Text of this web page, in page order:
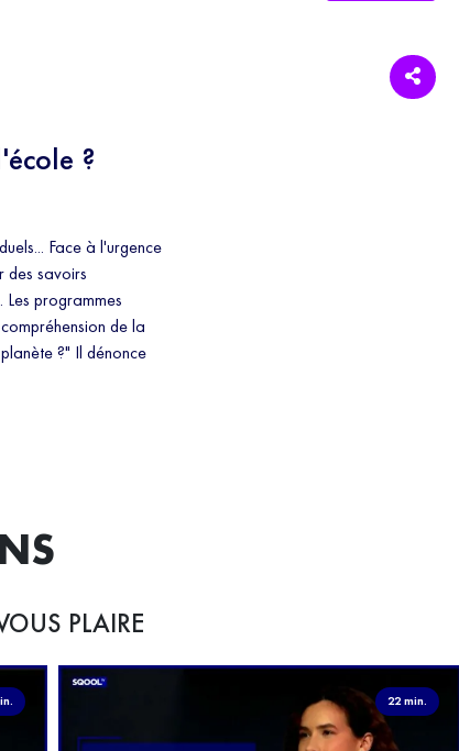
?
Face à l'urgence
des savoirs
programmes
de la
?" Il dénonce
PLAIRE
22 min.